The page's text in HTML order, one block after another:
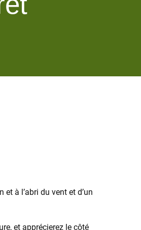
à l’abri du vent et d’un
et apprécierez le côté